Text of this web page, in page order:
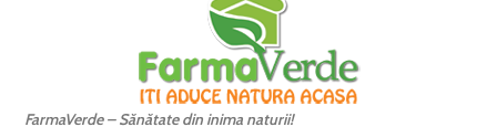
FarmaVerde – Sănătate din inima naturii!